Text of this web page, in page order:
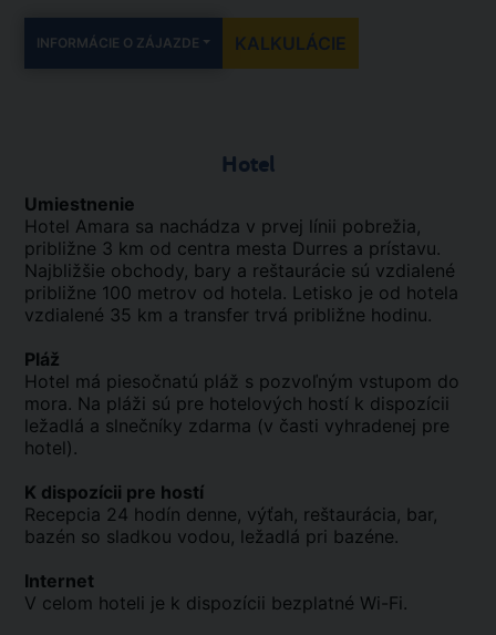
INFORMÁCIE O ZÁJAZDE KALKULÁCIE
Hotel
Umiestnenie
Hotel Amara sa nachádza v prvej línii pobrežia,
približne 3 km od centra mesta Durres a prístavu.
Najbližšie obchody, bary a reštaurácie sú vzdialené
približne 100 metrov od hotela. Letisko je od hotela
vzdialené 35 km a transfer trvá približne hodinu.
Pláž
Hotel má piesočnatú pláž s pozvoľným vstupom do
mora. Na pláži sú pre hotelových hostí k dispozícii
ležadlá a slnečníky zdarma (v časti vyhradenej pre
hotel).
K dispozícii pre hostí
Recepcia 24 hodín denne, výťah, reštaurácia, bar,
bazén so sladkou vodou, ležadlá pri bazéne.
Internet
V celom hoteli je k dispozícii bezplatné Wi-Fi.